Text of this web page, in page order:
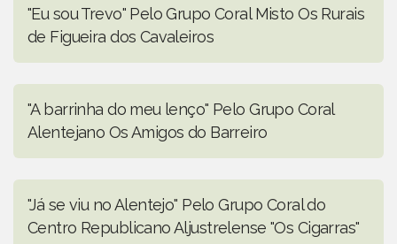
"Eu sou Trevo" Pelo Grupo Coral Misto Os Rurais
de Figueira dos Cavaleiros
"A barrinha do meu lenço" Pelo Grupo Coral
Alentejano Os Amigos do Barreiro
"Já se viu no Alentejo" Pelo Grupo Coral do
Centro Republicano Aljustrelense "Os Cigarras"